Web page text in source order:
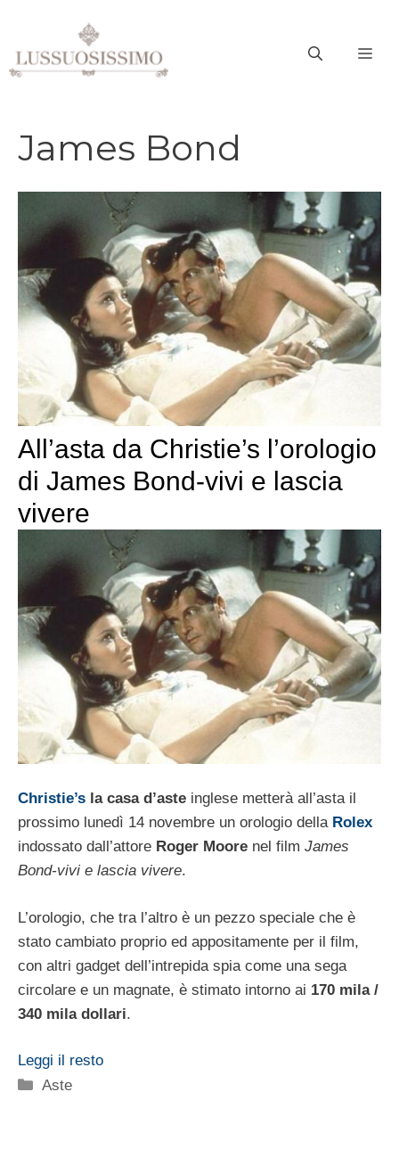
contenuto
James Bond
All’asta da Christie’s l’orologio
di James Bond-vivi e lascia
vivere
Christie’s la casa d’aste inglese metterà all’asta il
prossimo lunedì 14 novembre un orologio della Rolex
indossato dall’attore Roger Moore nel film James
Bond-vivi e lascia vivere.
L’orologio, che tra l’altro è un pezzo speciale che è
stato cambiato proprio ed appositamente per il film,
con altri gadget dell’intrepida spia come una sega
circolare e un magnate, è stimato intorno ai 170 mila /
340 mila dollari.
Leggi il resto
Categorie
Aste